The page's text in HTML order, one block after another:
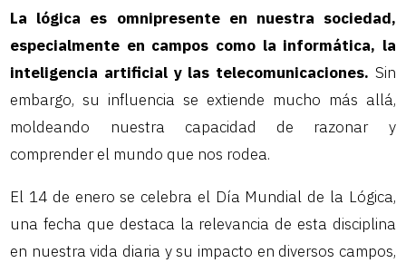
La lógica es omnipresente en nuestra sociedad,
especialmente en campos como la informática, la
inteligencia artificial y las telecomunicaciones. Sin
embargo, su influencia se extiende mucho más allá,
moldeando nuestra capacidad de razonar y
comprender el mundo que nos rodea.
El 14 de enero se celebra el Día Mundial de la Lógica,
una fecha que destaca la relevancia de esta disciplina
en nuestra vida diaria y su impacto en diversos campos,